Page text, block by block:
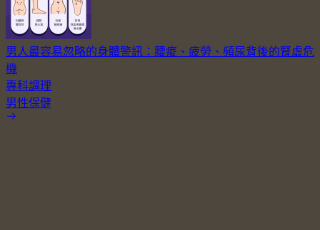
男人最容易忽略的身體警訊：腰痠、疲勞、頻尿背後的腎虛危
機
專科調理
男性保健